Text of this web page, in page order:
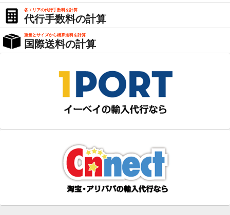
各エリアの代行手数料を計算
代行手数料の計算
重量とサイズから概算送料を計算
国際送料の計算